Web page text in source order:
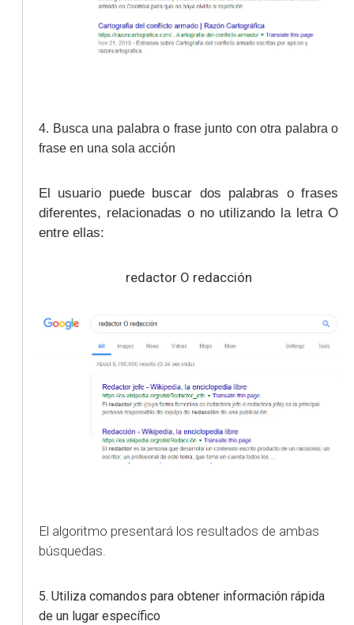
4. Busca una palabra o frase junto con otra palabra o
frase en una sola acción
El usuario puede buscar dos palabras o frases
diferentes, relacionadas o no utilizando la letra O
entre ellas:
redactor O redacción
El algoritmo presentará los resultados de ambas
búsquedas.
5. Utiliza comandos para obtener información rápida
de un lugar específico